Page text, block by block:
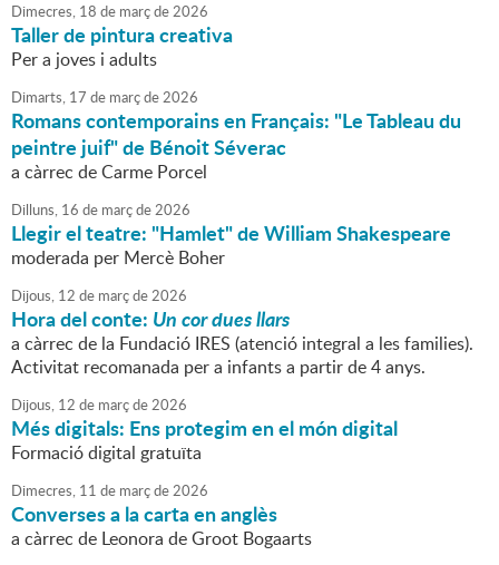
Dimecres, 18 de marçde2026
Taller de pintura creativa
Per a joves i adults
Dimarts, 17 de marçde2026
Romans contemporains en Français: "Le Tableau du
peintre juif" de Bénoit Séverac
a càrrec de Carme Porcel
Dilluns, 16 de marçde2026
Llegir el teatre: "Hamlet" de William Shakespeare
moderada per Mercè Boher
Dijous, 12 de marçde2026
Hora del conte: Un cor dues llars
a càrrec de la Fundació IRES (atenció integral a les families).
Activitat recomanada per a infants a partir de 4 anys.
Dijous, 12 de marçde2026
Més digitals: Ens protegim en el món digital
Formació digital gratuïta
Dimecres, 11 de marçde2026
Converses a la carta en anglès
a càrrec de Leonora de Groot Bogaarts